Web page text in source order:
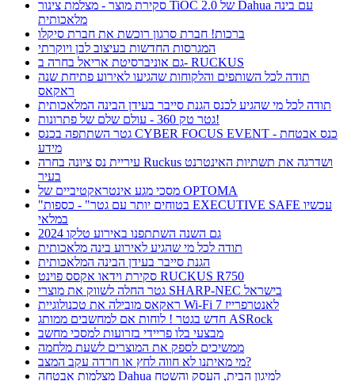
סקירת מוצר - מצלמת צינור TiOC 2.0 של Dahua עם בינה
מלאכותית
ברכות! חברת סרגון רוכשת את חברת סיקלו
המגרסות החדשות בעיצוב לבן ויוקרתי
גם אוניברסיטת אריאל בחרה ב- RUCKUS
תודה לכל השותפים והלקוחות שהגיעו לאירוע פתיחת שנה
ראקאס
תודה לכל מי שהגיע לכנס הגנת סייבר בעידן הבינה המלאכותית
גטר טק 360 - עולם שלם של פתרונות!
גטר השתתפה בכנס CYBER FOCUS EVENT - כנס אבטחת
מידע
עיריית נס ציונה בחרה Ruckus ושדרגה את תשתיות האינטרנט
בעיר
מסכי מגע אינטראקטיביים של OPTOMA
"בטוחים יותר עם גטר" - כספות EXECUTIVE SAFE עכשיו
במלאי
גם השנה השתתפנו באירוע טלקו 2024
תודה לכל מי שהגיע לאירוע בינה מלאכותית
הגנת סייבר בעידן הבינה המלאכותית
סקירת וידאו אקסס פוינט RUCKUS R750
גטר החלה לשווק את מוצרי SHARP-NEC בישראל
ראקאס מובילה את טכנולוגיית Wi-Fi 7 לאנטרפרייז
חדש בגטר ! לוחות אם למחשבים ממותג ASRock
מבצעי בלו פריידי בזרועות למסכי מחשב
ממשיכים לספק את המוצרים לשעת מלחמה
מי מאיתנו לא חווה לחץ או חרדה עקב המצב?
מצלמות אבטחה Dahua למיגון הבית, העסק והשטח